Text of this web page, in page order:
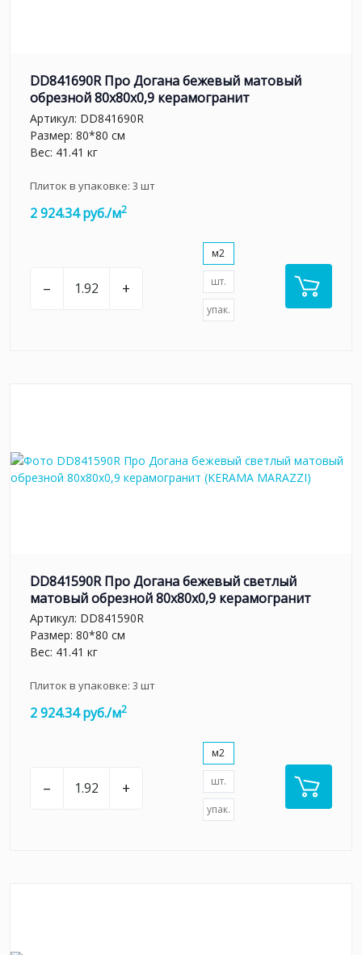
DD841690R Про Догана бежевый матовый
обрезной 80x80x0,9 керамогранит
Артикул: DD841690R
Размер: 80*80 см
Вес: 41.41 кг
Плиток в упаковке: 3 шт
2 924.34 руб./м2
– +
м2
шт.
упак.
DD841590R Про Догана бежевый светлый
матовый обрезной 80x80x0,9 керамогранит
Артикул: DD841590R
Размер: 80*80 см
Вес: 41.41 кг
Плиток в упаковке: 3 шт
2 924.34 руб./м2
– +
м2
шт.
упак.